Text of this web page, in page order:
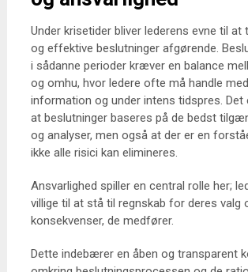
Under krisetider bliver lederens evne til
og effektive beslutninger afgørende.
i sådanne perioder kræver en balance
og omhu, hvor ledere ofte må handle
information og under intens tidspres. Det
at beslutninger baseres på de bedst
og analyser, men også at der er en
ikke alle risici kan elimineres.
Ansvarlighed spiller en central rolle her;
villige til at stå til regnskab for deres valg
konsekvenser, de medfører.
Dette indebærer en åben og transparent